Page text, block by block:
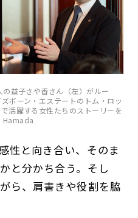
益子さや香さん（左）がルー
ボーン・エステートのトム・ロッ
活躍する女性たちのストーリーを
Hamada
性と向き合い、そのま
と分かち合う。そし
ら、肩書きや役割を脇